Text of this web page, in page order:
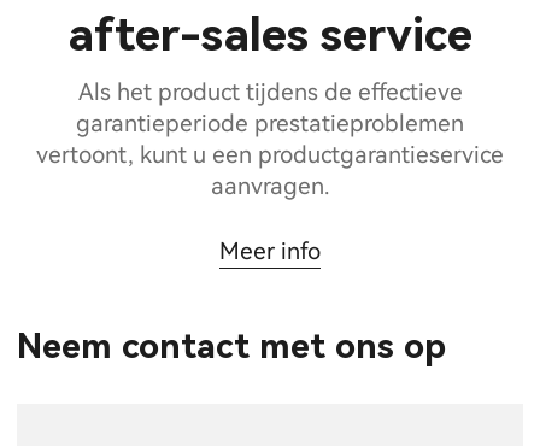
after-sales service
Als het product tijdens de effectieve
garantieperiode prestatieproblemen
vertoont, kunt u een productgarantieservice
aanvragen.
Meer info
Neem contact met ons op